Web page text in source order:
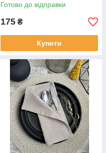
Готово до відправки
175 ₴
Купити